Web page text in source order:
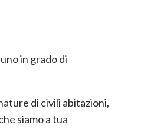
in grado di
di civili abitazioni,
siamo a tua